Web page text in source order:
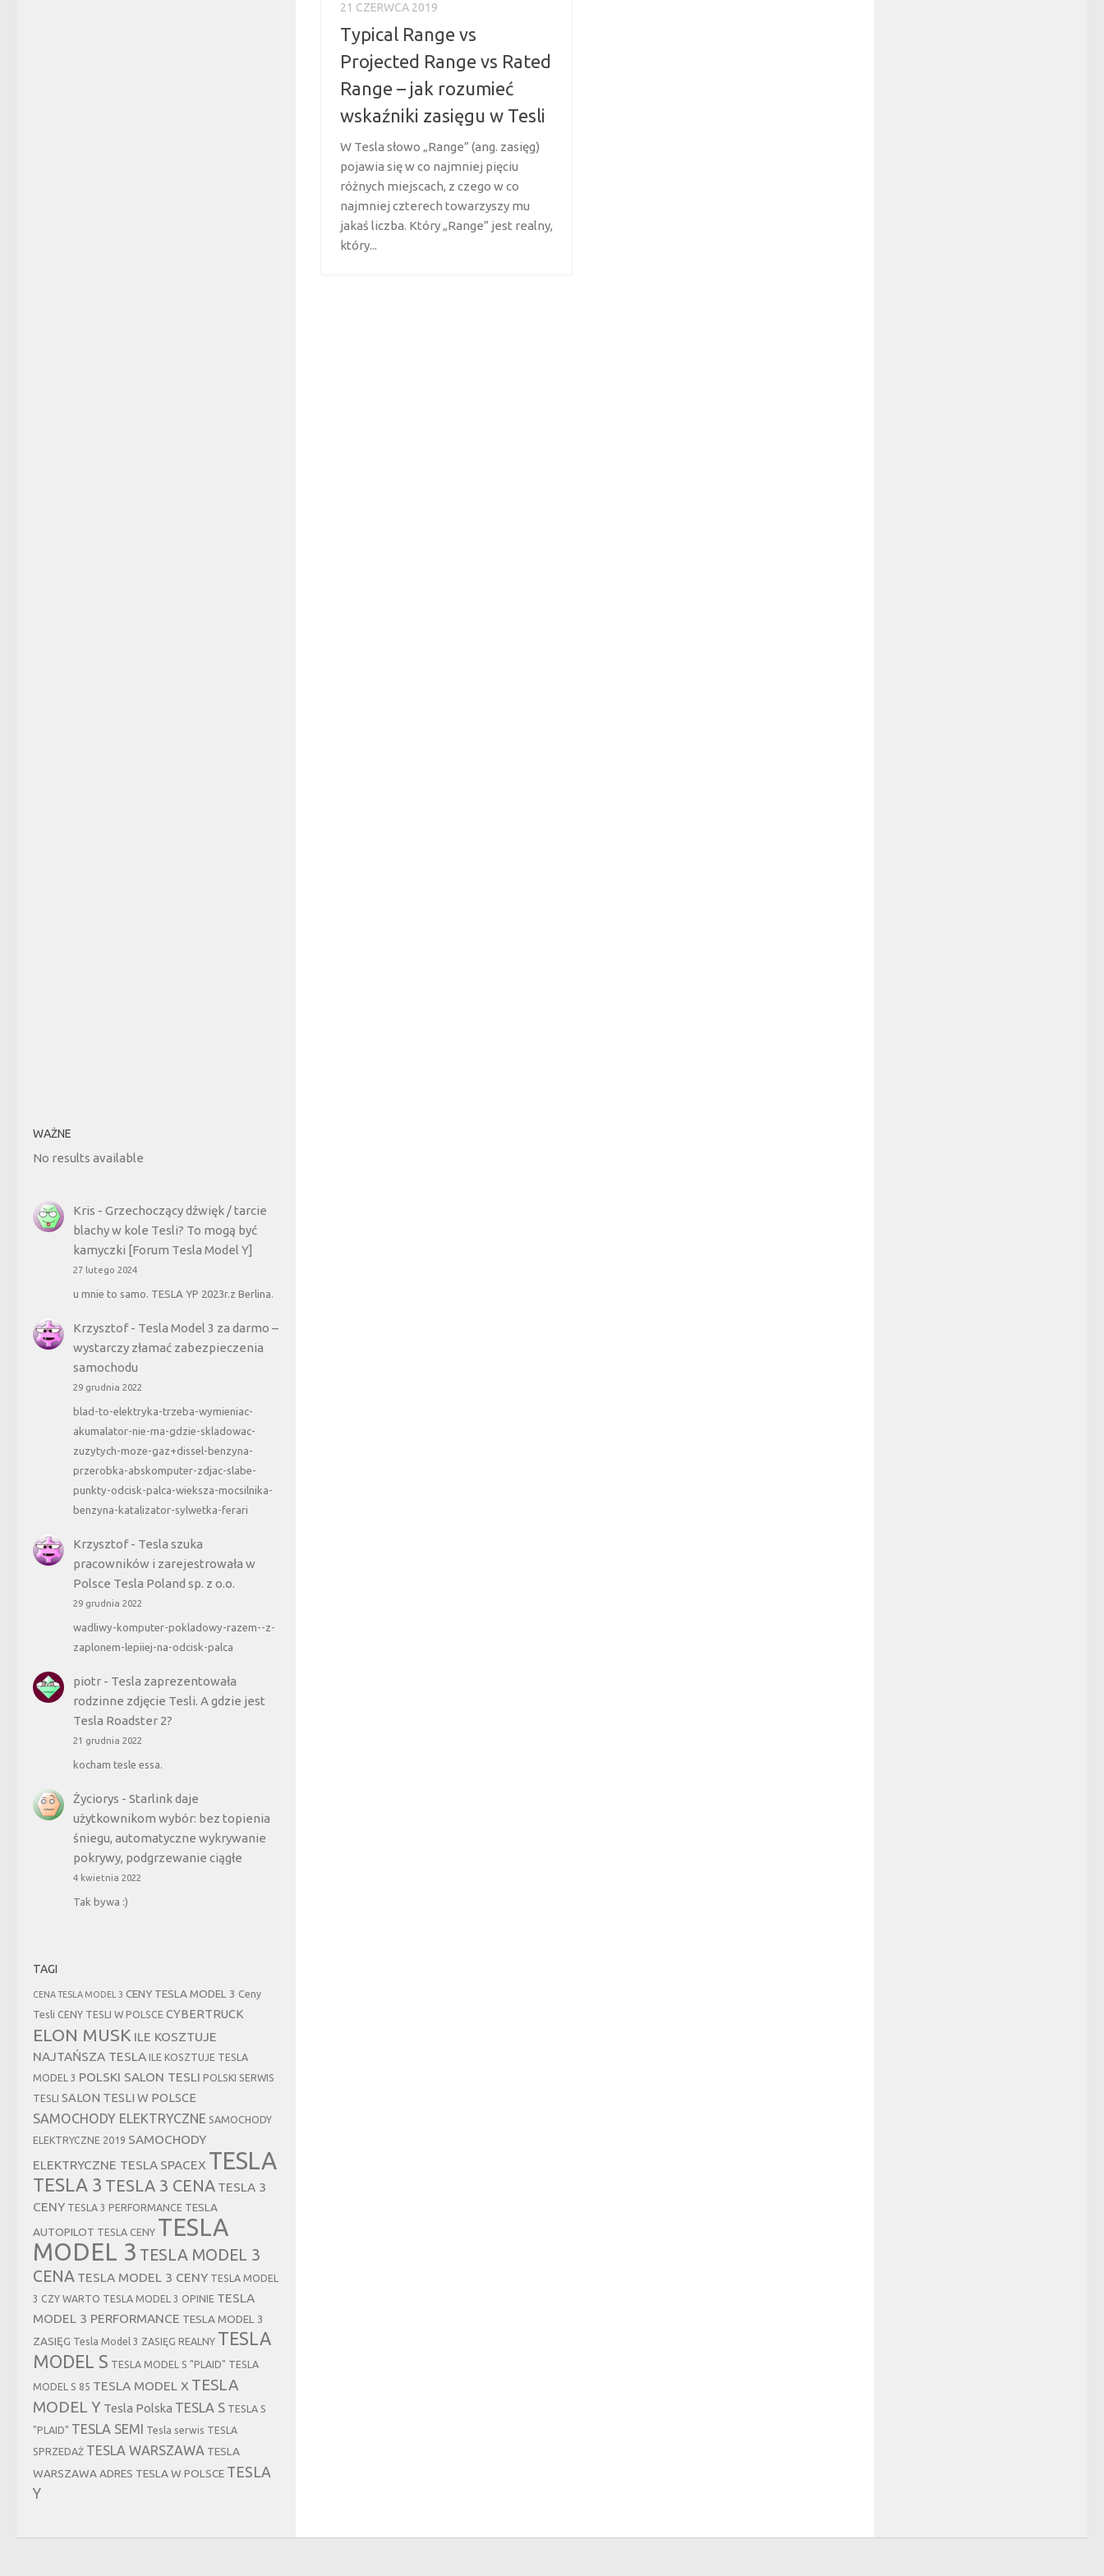
21 CZERWCA 2019
Typical Range vs
Projected Range vs Rated
Range – jak rozumieć
wskaźniki zasięgu w Tesli
W Tesla słowo „Range” (ang. zasięg)
pojawia się w co najmniej pięciu
różnych miejscach, z czego w co
najmniej czterech towarzyszy mu
jakaś liczba. Który „Range” jest realny,
który...
WAŻNE
No results available
Kris - Grzechoczący dźwięk / tarcie
blachy w kole Tesli? To mogą być
kamyczki [Forum Tesla Model Y]
27 lutego 2024
u mnie to samo. TESLA YP 2023r.z Berlina.
Krzysztof- Tesla Model 3 za darmo –
wystarczy złamać zabezpieczenia
samochodu
29 grudnia 2022
blad-to-elektryka-trzeba-wymieniac-
akumalator-nie-ma-gdzie-skladowac-
zuzytych-moze-gaz+dissel-benzyna-
przerobka-abskomputer-zdjac-slabe-
punkty-odcisk-palca-wieksza-mocsilnika-
benzyna-katalizator-sylwetka-ferari
Krzysztof- Tesla szuka
pracowników i zarejestrowała w
Polsce Tesla Poland sp. z o.o.
29 grudnia 2022
wadliwy-komputer-pokladowy-razem--z-
zaplonem-lepiiej-na-odcisk-palca
piotr- Tesla zaprezentowała
rodzinne zdjęcie Tesli. A gdzie jest
Tesla Roadster 2?
21 grudnia 2022
kocham tesle essa.
Życiorys - Starlink daje
użytkownikom wybór: bez topienia
śniegu, automatyczne wykrywanie
pokrywy, podgrzewanie ciągłe
4 kwietnia 2022
Tak bywa :)
TAGI
CENA TESLA MODEL 3 CENY TESLA MODEL 3 Ceny
Tesli CENY TESLI W POLSCE CYBERTRUCK
ELON MUSK ILE KOSZTUJE
NAJTAŃSZA TESLA
ILE KOSZTUJE TESLA
MODEL 3 POLSKI SALON TESLI POLSKI SERWIS
TESLI
SALON TESLI W POLSCE
SAMOCHODY ELEKTRYCZNE SAMOCHODY
ELEKTRYCZNE 2019 SAMOCHODY
ELEKTRYCZNE TESLA SPACEX TESLA
TESLA 3 TESLA 3 CENA TESLA 3
CENY TESLA 3 PERFORMANCE TESLA
AUTOPILOT TESLA CENY TESLA
MODEL 3 TESLA MODEL 3
CENA TESLA MODEL 3 CENY TESLA MODEL
3 CZY WARTO TESLA MODEL 3 OPINIE TESLA
MODEL 3 PERFORMANCE TESLA MODEL 3
ZASIĘG Tesla Model 3 ZASIĘG REALNY TESLA
MODEL S TESLA MODEL S "PLAID" TESLA
MODEL S 85 TESLA MODEL X TESLA
MODEL Y Tesla Polska TESLA S TESLA S
"PLAID" TESLA SEMI Tesla serwis TESLA
SPRZEDAŻ TESLA WARSZAWA TESLA
WARSZAWA ADRES TESLA W POLSCE TESLA
Y